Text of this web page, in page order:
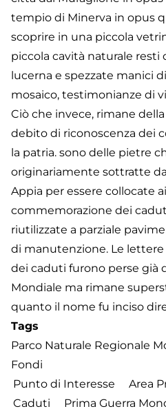
tempio di Minerva in opus
scoprire in una piccola
piccola cavità naturale resti
lucerna e spezzate manici
mosaico, testimonianze di
Ciò che invece, rimane
debito di riconoscenza dei
la patria. sono delle pietre
originariamente sottratte
Appia per essere collocate
commemorazione dei
riutilizzate a parziale
di manutenzione. Le
dei caduti furono perse già
Mondiale ma rimane
quanto il nome fu inciso
Tags
Parco Naturale Regionale
Fondi
Punto di Interesse
Area
Caduti
Prima Guerra